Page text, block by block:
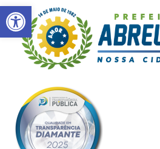
Abrir a barra de ferramentas
Skip
to
content